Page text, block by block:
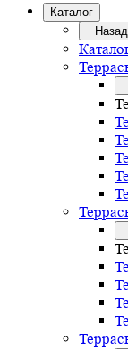
Каталог
Назад